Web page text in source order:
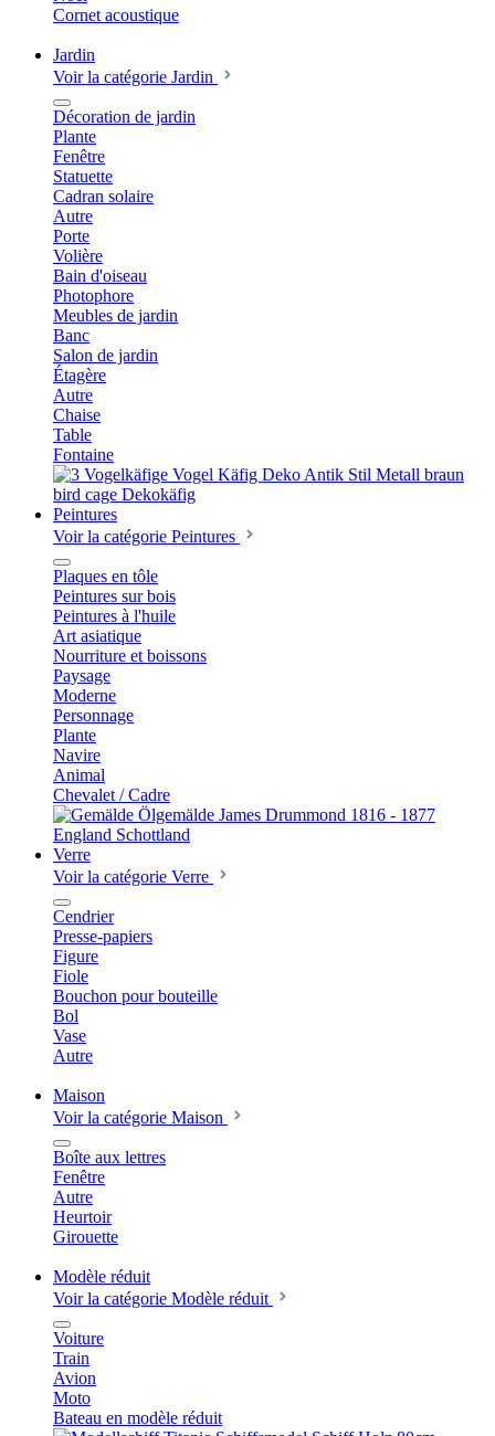
Cornet acoustique
Jardin
Voir la catégorie Jardin
Décoration de jardin
Plante
Fenêtre
Statuette
Cadran solaire
Autre
Porte
Volière
Bain d'oiseau
Photophore
Meubles de jardin
Banc
Salon de jardin
Étagère
Autre
Chaise
Table
Fontaine
Peintures
Voir la catégorie Peintures
Plaques en tôle
Peintures sur bois
Peintures à l'huile
Art asiatique
Nourriture et boissons
Paysage
Moderne
Personnage
Plante
Navire
Animal
Chevalet / Cadre
Verre
Voir la catégorie Verre
Cendrier
Presse-papiers
Figure
Fiole
Bouchon pour bouteille
Bol
Vase
Autre
Maison
Voir la catégorie Maison
Boîte aux lettres
Fenêtre
Autre
Heurtoir
Girouette
Modèle réduit
Voir la catégorie Modèle réduit
Voiture
Train
Avion
Moto
Bateau en modèle réduit